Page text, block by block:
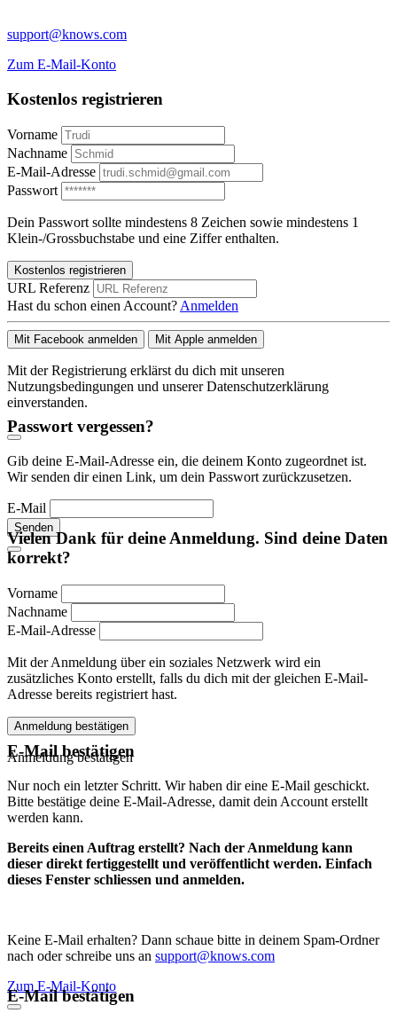
support@knows.com
Zum E-Mail-Konto
Kostenlos registrieren
Vorname
Nachname
E-Mail-Adresse
Passwort
Dein Passwort sollte mindestens 8 Zeichen sowie mindestens 1
Klein-/Grossbuchstabe und eine Ziffer enthalten.
Kostenlos registrieren
URL Referenz
Hast du schon einen Account? Anmelden
Mit Facebook anmelden Mit Apple anmelden
Mit der Registrierung erklärst du dich mit unseren
Nutzungsbedingungen und unserer Datenschutzerklärung
einverstanden.
Passwort vergessen?
Gib deine E-Mail-Adresse ein, die deinem Konto zugeordnet ist.
Wir senden dir einen Link, um dein Passwort zurückzusetzen.
E-Mail
Senden
Vielen Dank für deine Anmeldung. Sind deine Daten
korrekt?
Vorname
Nachname
E-Mail-Adresse
Mit der Anmeldung über ein soziales Netzwerk wird ein
zusätzliches Konto erstellt, falls du dich mit der gleichen E-Mail-
Adresse bereits registriert hast.
Anmeldung bestätigen
Anmeldung bestätigen
E-Mail bestätigen
Nur noch ein letzter Schritt. Wir haben dir eine E-Mail geschickt.
Bitte bestätige deine E-Mail-Adresse, damit dein Account erstellt
werden kann.
Bereits einen Auftrag erstellt? Nach der Anmeldung kann
dieser direkt fertiggestellt und veröffentlicht werden. Einfach
dieses Fenster schliessen und anmelden.
Keine E-Mail erhalten? Dann schaue bitte in deinem Spam-Ordner
nach oder schreibe uns an support@knows.com
Zum E-Mail-Konto
E-Mail bestätigen